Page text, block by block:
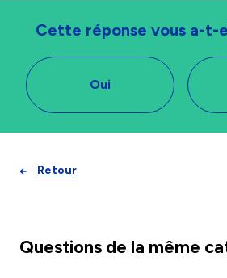
Cette réponse vous a-t-
Oui
Retour
Questions de la même